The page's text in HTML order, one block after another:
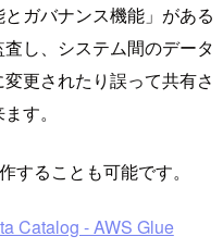
ガバナンス機能」がある
し、システム間のデータ
更されたり誤って共有さ
す。
することも可能です。
Catalog - AWS Glue